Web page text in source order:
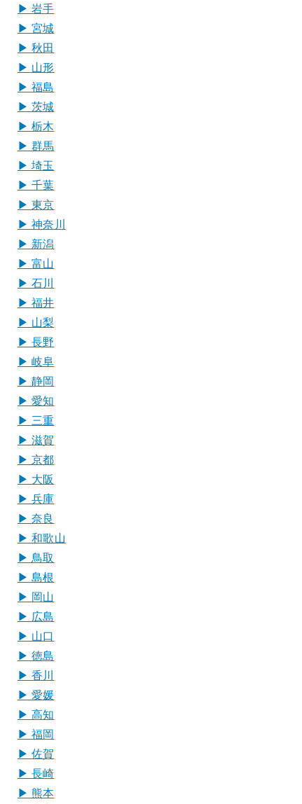
▶︎ 岩手
▶︎ 宮城
▶︎ 秋田
▶︎ 山形
▶︎ 福島
▶︎ 茨城
▶︎ 栃木
▶︎ 群馬
▶︎ 埼玉
▶︎ 千葉
▶︎ 東京
▶︎ 神奈川
▶︎ 新潟
▶︎ 富山
▶︎ 石川
▶︎ 福井
▶︎ 山梨
▶︎ 長野
▶︎ 岐阜
▶︎ 静岡
▶︎ 愛知
▶︎ 三重
▶︎ 滋賀
▶︎ 京都
▶︎ 大阪
▶︎ 兵庫
▶︎ 奈良
▶︎ 和歌山
▶︎ 鳥取
▶︎ 島根
▶︎ 岡山
▶︎ 広島
▶︎ 山口
▶︎ 徳島
▶︎ 香川
▶︎ 愛媛
▶︎ 高知
▶︎ 福岡
▶︎ 佐賀
▶︎ 長崎
▶︎ 熊本